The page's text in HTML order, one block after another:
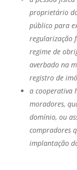
proprietário
público para
regularização
regime de
averbado na
registro de
a cooperativa
moradores,
domínio, ou
compradores
implantação